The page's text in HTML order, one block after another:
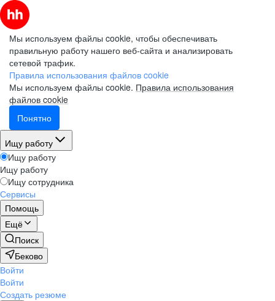
Мы используем файлы cookie, чтобы обеспечивать
правильную работу нашего веб-сайта и анализировать
сетевой трафик.
Правила использования файлов cookie
Мы используем файлы cookie. Правила использования
файлов cookie
Понятно
Ищу работу
Ищу работу
Ищу работу
Ищу сотрудника
Сервисы
Помощь
Ещё
Поиск
Беково
Войти
Войти
Создать резюме